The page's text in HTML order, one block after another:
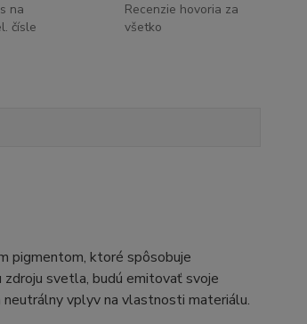
na
čísle
Recenzie hovoria za
všetko
pigmentom, ktoré spôsobuje
svetla, budú emitovať svoje
vplyv na vlastnosti materiálu.